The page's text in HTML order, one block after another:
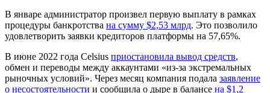
В январе администратор произвел первую выплату в рамках
процедуры банкротства на сумму $2,53 млрд. Это позволило
удовлетворить заявки кредиторов платформы на 57,65%.
В июне 2022 года Celsius приостановила вывод средств,
обмен и переводы между аккаунтами «из-за экстремальных
рыночных условий». Через месяц компания подала заявление
о несостоятельности и сообщила о дыре в балансе на $1,2